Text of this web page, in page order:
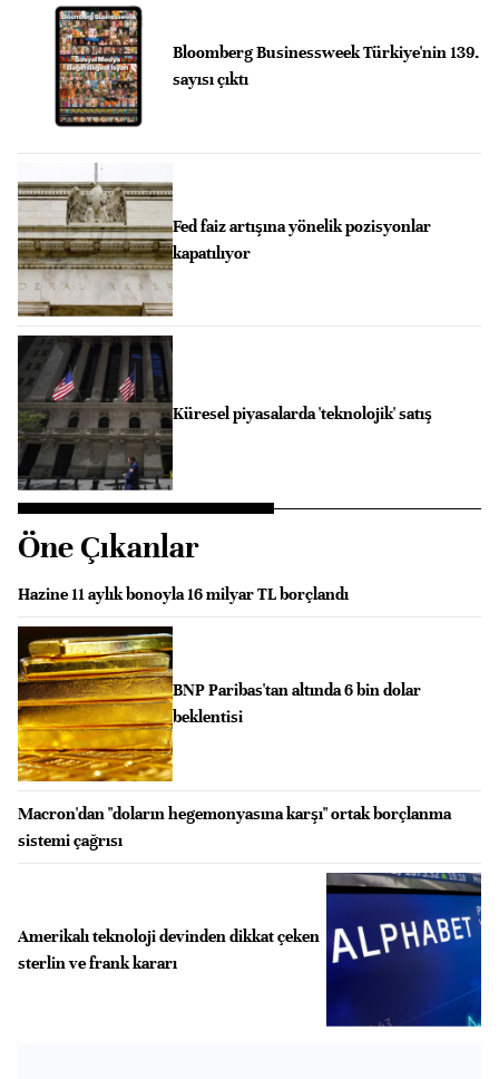
Bloomberg Businessweek Türkiye'nin 139.
sayısı çıktı
Fed faiz artışına yönelik pozisyonlar
kapatılıyor
Küresel piyasalarda 'teknolojik' satış
Öne Çıkanlar
Hazine 11 aylık bonoyla 16 milyar TL borçlandı
BNP Paribas'tan altında 6 bin dolar
beklentisi
Macron'dan "doların hegemonyasına karşı" ortak borçlanma
sistemi çağrısı
Amerikalı teknoloji devinden dikkat çeken
sterlin ve frank kararı